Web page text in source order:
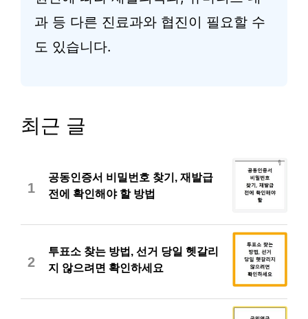
과 등 다른 진료과와 협진이 필요할 수
도 있습니다.
최근 글
1
공동인증서 비밀번호 찾기, 재발급
전에 확인해야 할 방법
2
투표소 찾는 방법, 선거 당일 헷갈리
지 않으려면 확인하세요